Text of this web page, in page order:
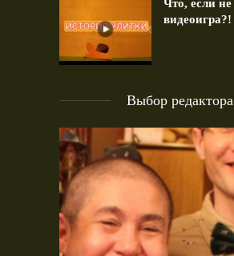
Что, если не
видеоигра?!
Выбор редактора